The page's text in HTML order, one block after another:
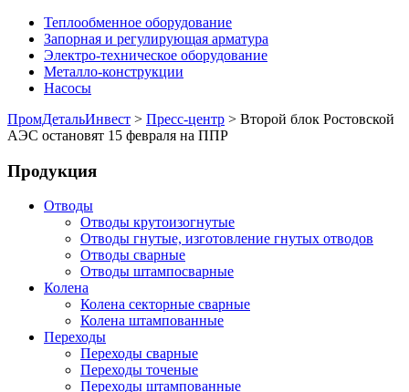
Теплообменное оборудование
Запорная и регулирующая арматура
Электро-техническое оборудование
Металло-конструкции
Насосы
ПромДетальИнвест > Пресс-центр > Второй блок Ростовской
АЭС остановят 15 февраля на ППР
Продукция
Отводы
Отводы крутоизогнутые
Отводы гнутые, изготовление гнутых отводов
Отводы сварные
Отводы штампосварные
Колена
Колена секторные сварные
Колена штампованные
Переходы
Переходы сварные
Переходы точеные
Переходы штампованные